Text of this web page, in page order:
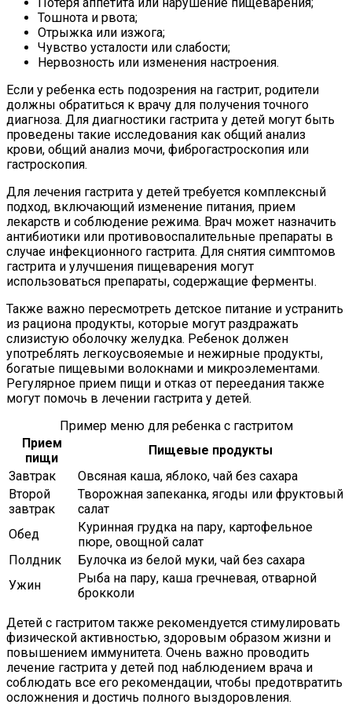
Потеря аппетита или нарушение пищеварения;
Тошнота и рвота;
Отрыжка или изжога;
Чувство усталости или слабости;
Нервозность или изменения настроения.
Если у ребенка есть подозрения на гастрит, родители
должны обратиться к врачу для получения точного
диагноза. Для диагностики гастрита у детей могут быть
проведены такие исследования как общий анализ
крови, общий анализ мочи, фиброгастроскопия или
гастроскопия.
Для лечения гастрита у детей требуется комплексный
подход, включающий изменение питания, прием
лекарств и соблюдение режима. Врач может назначить
антибиотики или противовоспалительные препараты в
случае инфекционного гастрита. Для снятия симптомов
гастрита и улучшения пищеварения могут
использоваться препараты, содержащие ферменты.
Также важно пересмотреть детское питание и устранить
из рациона продукты, которые могут раздражать
слизистую оболочку желудка. Ребенок должен
употреблять легкоусвояемые и нежирные продукты,
богатые пищевыми волокнами и микроэлементами.
Регулярное прием пищи и отказ от переедания также
могут помочь в лечении гастрита у детей.
Пример меню для ребенка с гастритом
Прием
пищи
Пищевые продукты
Завтрак
Овсяная каша, яблоко, чай без сахара
Второй
завтрак
Творожная запеканка, ягоды или фруктовый
салат
Обед
Куринная грудка на пару, картофельное
пюре, овощной салат
Полдник
Булочка из белой муки, чай без сахара
Ужин
Рыба на пару, каша гречневая, отварной
брокколи
Детей с гастритом также рекомендуется стимулировать
физической активностью, здоровым образом жизни и
повышением иммунитета. Очень важно проводить
лечение гастрита у детей под наблюдением врача и
соблюдать все его рекомендации, чтобы предотвратить
осложнения и достичь полного выздоровления.